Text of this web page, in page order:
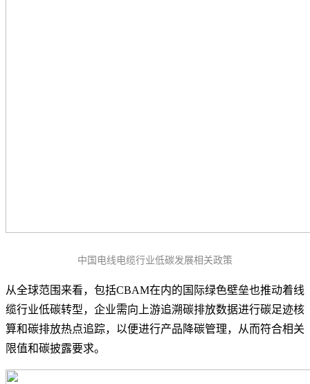
中国电线电缆行业低碳发展相关政策
从全球范围来看，包括CBAM在内的国际绿色壁垒也推动着线
缆行业低碳转型，企业需向上游追溯碳排放数据进行碳足迹核
算和碳排放热点追踪，以便进行产品降碳管理，从而符合相关
限值和碳披露要求。